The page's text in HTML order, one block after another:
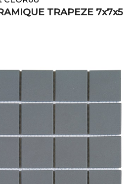
TRAPEZE 7x7x5